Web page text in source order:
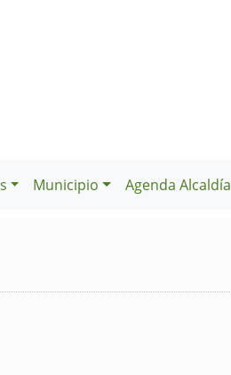
Municipio Agenda Alcaldía